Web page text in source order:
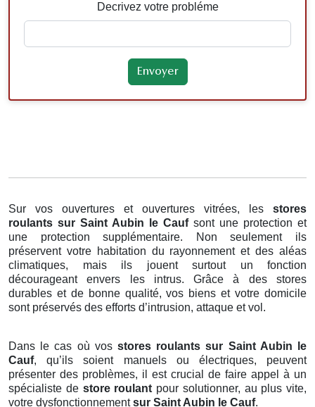
Decrivez votre probléme
Sur vos ouvertures et ouvertures vitrées, les stores
roulants sur Saint Aubin le Cauf sont une protection et
une protection supplémentaire. Non seulement ils
préservent votre habitation du rayonnement et des aléas
climatiques, mais ils jouent surtout un fonction
décourageant envers les intrus. Grâce à des stores
durables et de bonne qualité, vos biens et votre domicile
sont préservés des efforts d’intrusion, attaque et vol.
Dans le cas où vos stores roulants sur Saint Aubin le
Cauf, qu’ils soient manuels ou électriques, peuvent
présenter des problèmes, il est crucial de faire appel à un
spécialiste de store roulantpour solutionner, au plus vite,
votre dysfonctionnementsur Saint Aubin le Cauf.